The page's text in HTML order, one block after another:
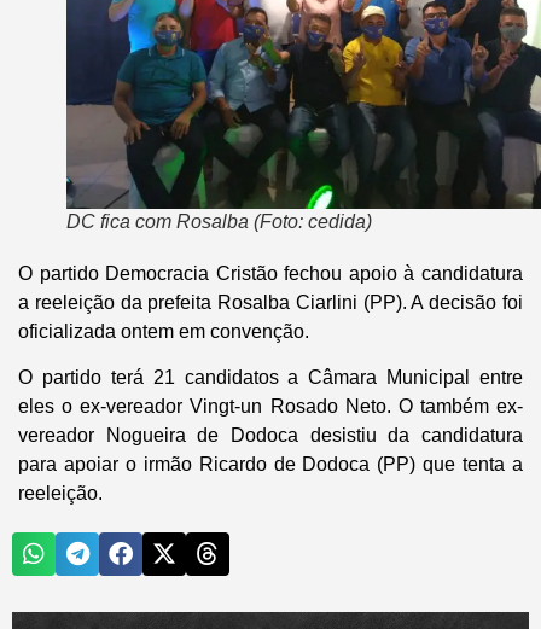
DC fica com Rosalba (Foto: cedida)
O partido Democracia Cristão fechou apoio à candidatura
a reeleição da prefeita Rosalba Ciarlini (PP). A decisão foi
oficializada ontem em convenção.
O partido terá 21 candidatos a Câmara Municipal entre
eles o ex-vereador Vingt-un Rosado Neto. O também ex-
vereador Nogueira de Dodoca desistiu da candidatura
para apoiar o irmão Ricardo de Dodoca (PP) que tenta a
reeleição.